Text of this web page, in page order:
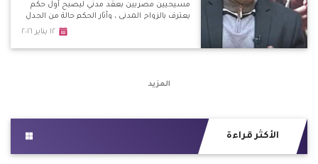
مسيحيين مصريين بعقد مدني ليصبح أول حكم
يعترف بالزواج المدني ، وأثار الحكم حالة من الجدل
ما بين الرفض والتأييد والتشكيك والتحفظ وفتح
الشخصية مع الكنيسة
١٢ يناير ٢٠١٦
المزيد
الأكثر قراءة